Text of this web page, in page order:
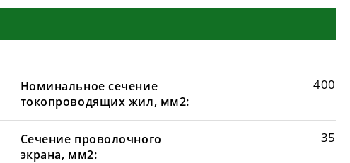
Номинальное сечение
токопроводящих жил, мм2:
400
Сечение проволочного
экрана, мм2:
35